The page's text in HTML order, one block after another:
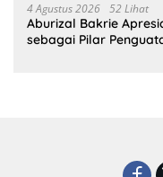
4 Agustus 2026 52 Lihat
Aburizal Bakrie
sebagai Pilar